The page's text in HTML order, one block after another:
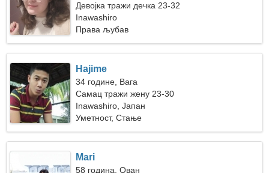
Девојка тражи дечка 23-32
Inawashiro
Права љубав
Hajime
34 године, Вага
Самац тражи жену 23-30
Inawashiro, Јапан
Уметност, Стање
Mari
58 година, Ован